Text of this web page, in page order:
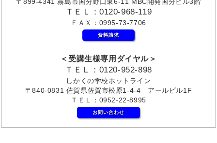
ＴＥＬ：0120-968-119
ＦＡＸ：0995-73-7706
資料請求
＜受講生様専用ダイヤル＞
ＴＥＬ：0120-952-898
しかくの学校ホットライン
〒840-0831 佐賀県佐賀市松原1-4-4 アールビル1F
ＴＥＬ：0952-22-8995
お問い合わせ